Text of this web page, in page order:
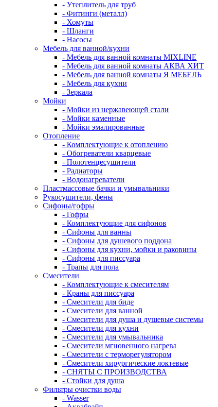
- Утеплитель для труб
- Фитинги (металл)
- Хомуты
- Шланги
- Насосы
Мебель для ванной/кухни
- Мебель для ванной комнаты MIXLINE
- Мебель для ванной комнаты АКВА ХИТ
- Мебель для ванной комнаты Я МЕБЕЛЬ
- Мебель для кухни
- Зеркала
Мойки
- Мойки из нержавеющей стали
- Мойки каменные
- Мойки эмалированные
Отопление
- Комплектующие к отоплению
- Обогреватели кварцевые
- Полотенцесушители
- Радиаторы
- Водонагреватели
Пластмассовые бачки и умывальники
Рукосушители, фены
Сифоны/гофры
- Гофры
- Комплектующие для сифонов
- Сифоны для ванны
- Сифоны для душевого поддона
- Сифоны для кухни, мойки и раковины
- Сифоны для писсуара
- Трапы для пола
Смесители
- Комплектующие к смесителям
- Краны для писсуара
- Смесители для биде
- Смесители для ванной
- Смесители для душа и душевые системы
- Смесители для кухни
- Смесители для умывальника
- Смесители мгновенного нагрева
- Смесители с терморегулятором
- Смесители хирургические локтевые
- СНЯТЫ С ПРОИЗВОДСТВА
- Стойки для душа
Фильтры очистки воды
- Wasser